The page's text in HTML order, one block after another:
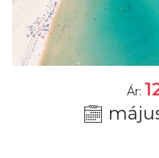
Ár: